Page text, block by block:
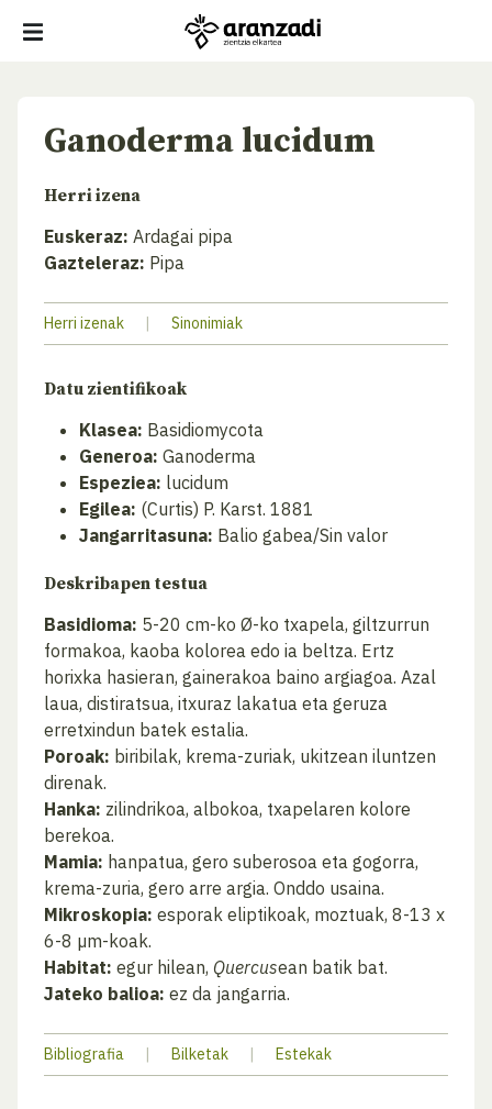
Ganoderma lucidum
Herri izena
Euskeraz: Ardagai pipa
Gazteleraz: Pipa
Herri izenak | Sinonimiak
Datu zientifikoak
Klasea: Basidiomycota
Generoa: Ganoderma
Espeziea: lucidum
Egilea: (Curtis) P. Karst. 1881
Jangarritasuna: Balio gabea/Sin valor
Deskribapen testua
Basidioma: 5-20 cm-ko Ø-ko txapela, giltzurrun
formakoa, kaoba kolorea edo ia beltza. Ertz
horixka hasieran, gainerakoa baino argiagoa. Azal
laua, distiratsua, itxuraz lakatua eta geruza
erretxindun batek estalia.
Poroak: biribilak, krema-zuriak, ukitzean iluntzen
direnak.
Hanka: zilindrikoa, albokoa, txapelaren kolore
berekoa.
Mamia: hanpatua, gero suberosoa eta gogorra,
krema-zuria, gero arre argia. Onddo usaina.
Mikroskopia: esporak eliptikoak, moztuak, 8-13 x
6-8 µm-koak.
Habitat: egur hilean, Quercusean batik bat.
Jateko balioa: ez da jangarria.
Bibliografia | Bilketak | Estekak